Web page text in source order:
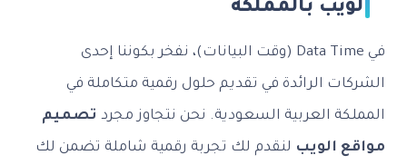
الويب بالمملكة
في Data Time (وقت البيانات)، نفخر بكوننا إحدى
الشركات الرائدة في تقديم حلول رقمية متكاملة في
المملكة العربية السعودية. نحن نتجاوز مجرد تصميم
مواقع الويب لنقدم لك تجربة رقمية شاملة تضمن لك